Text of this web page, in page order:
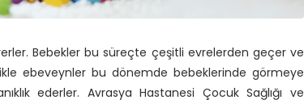
Bebekler bu süreçte çeşitli evrelerden geçer ve
ebeveynler bu dönemde bebeklerinde görmeye
ederler. Avrasya Hastanesi Çocuk Sağlığı ve